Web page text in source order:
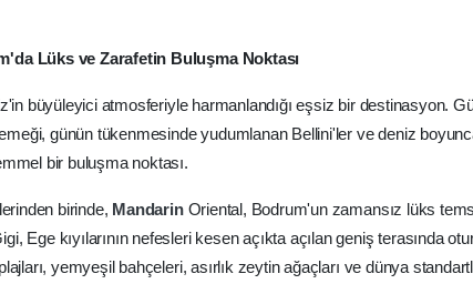
Lüks ve Zarafetin Buluşma Noktası
büyüleyici atmosferiyle harmanlandığı eşsiz bir destinasyon.
günün tükenmesinde yudumlanan Bellini'ler ve deniz
bir buluşma noktası.
birinde, Mandarin Oriental, Bodrum'un zamansız lüks
Ege kıyılarının nefesleri kesen açıkta açılan geniş terasında
yemyeşil bahçeleri, asırlık zeytin ağaçları ve dünya